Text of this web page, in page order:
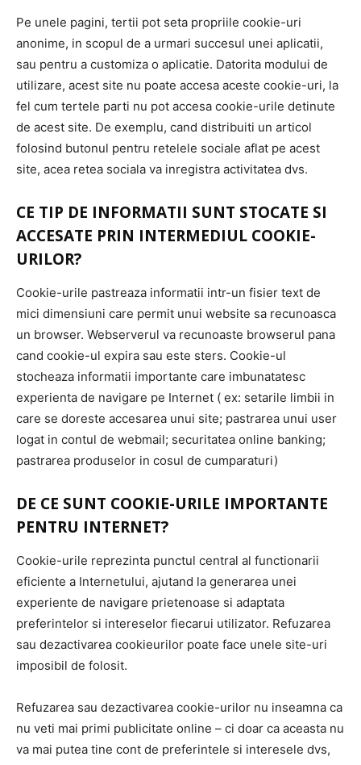
Pe unele pagini, tertii pot seta propriile cookie-uri
anonime, in scopul de a urmari succesul unei aplicatii,
sau pentru a customiza o aplicatie. Datorita modului de
utilizare, acest site nu poate accesa aceste cookie-uri, la
fel cum tertele parti nu pot accesa cookie-urile detinute
de acest site. De exemplu, cand distribuiti un articol
folosind butonul pentru retelele sociale aflat pe acest
site, acea retea sociala va inregistra activitatea dvs.
CE TIP DE INFORMATII SUNT STOCATE SI
ACCESATE PRIN INTERMEDIUL COOKIE-
URILOR?
Cookie-urile pastreaza informatii intr-un fisier text de
mici dimensiuni care permit unui website sa recunoasca
un browser. Webserverul va recunoaste browserul pana
cand cookie-ul expira sau este sters. Cookie-ul
stocheaza informatii importante care imbunatatesc
experienta de navigare pe Internet ( ex: setarile limbii in
care se doreste accesarea unui site; pastrarea unui user
logat in contul de webmail; securitatea online banking;
pastrarea produselor in cosul de cumparaturi)
DE CE SUNT COOKIE-URILE IMPORTANTE
PENTRU INTERNET?
Cookie-urile reprezinta punctul central al functionarii
eficiente a Internetului, ajutand la generarea unei
experiente de navigare prietenoase si adaptata
preferintelor si intereselor fiecarui utilizator. Refuzarea
sau dezactivarea cookieurilor poate face unele site-uri
imposibil de folosit.
Refuzarea sau dezactivarea cookie-urilor nu inseamna ca
nu veti mai primi publicitate online – ci doar ca aceasta nu
va mai putea tine cont de preferintele si interesele dvs,